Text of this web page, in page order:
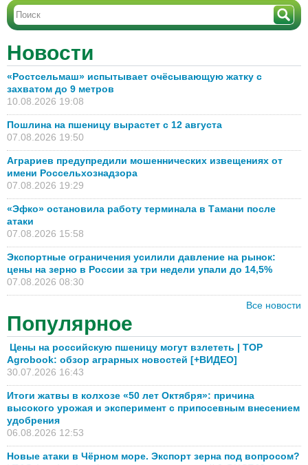
Новости
«Ростсельмаш» испытывает очёсывающую жатку с
захватом до 9 метров
10.08.2026 19:08
Пошлина на пшеницу вырастет с 12 августа
07.08.2026 19:50
Аграриев предупредили мошеннических извещениях от
имени Россельхознадзора
07.08.2026 19:29
«Эфко» остановила работу терминала в Тамани после
атаки
07.08.2026 15:58
Экспортные ограничения усилили давление на рынок:
цены на зерно в России за три недели упали до 14,5%
07.08.2026 08:30
Все новости
Популярное
Цены на российскую пшеницу могут взлететь | TOP
Agrobook: обзор аграрных новостей [+ВИДЕО]
30.07.2026 16:43
Итоги жатвы в колхозе «50 лет Октября»: причина
высокого урожая и эксперимент с припосевным внесением
удобрения
06.08.2026 12:53
Новые атаки в Чёрном море. Экспорт зерна под вопросом?